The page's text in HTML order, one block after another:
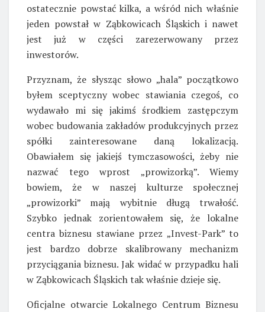
ostatecznie powstać kilka, a wśród nich właśnie
jeden powstał w Ząbkowicach Śląskich i nawet
jest już w części zarezerwowany przez
inwestorów.
Przyznam, że słysząc słowo „hala” początkowo
byłem sceptyczny wobec stawiania czegoś, co
wydawało mi się jakimś środkiem zastępczym
wobec budowania zakładów produkcyjnych przez
spółki zainteresowane daną lokalizacją.
Obawiałem się jakiejś tymczasowości, żeby nie
nazwać tego wprost „prowizorką”. Wiemy
bowiem, że w naszej kulturze społecznej
„prowizorki” mają wybitnie długą trwałość.
Szybko jednak zorientowałem się, że lokalne
centra biznesu stawiane przez „Invest-Park” to
jest bardzo dobrze skalibrowany mechanizm
przyciągania biznesu. Jak widać w przypadku hali
w Ząbkowicach Śląskich tak właśnie dzieje się.
Oficjalne otwarcie Lokalnego Centrum Biznesu